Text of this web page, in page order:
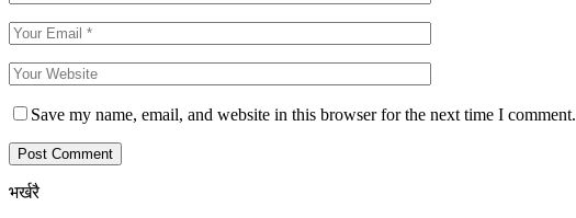
Save my name, email, and website in this browser for the next time I comment.
भर्खरै